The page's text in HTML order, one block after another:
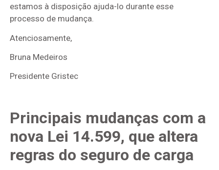
estamos à disposição ajuda-lo durante esse
processo de mudança.
Atenciosamente,
Bruna Medeiros
Presidente Gristec
Principais mudanças com a
nova Lei 14.599, que altera
regras do seguro de carga